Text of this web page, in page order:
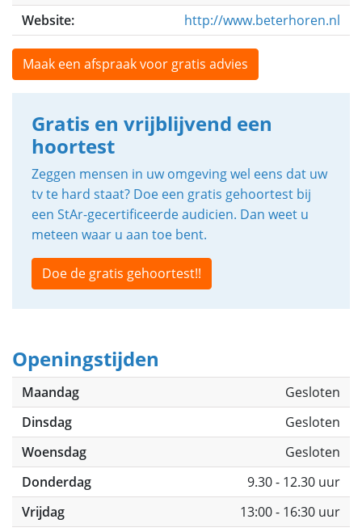
Website:
http://www.beterhoren.nl
Maak een afspraak voor gratis advies
Gratis en vrijblijvend een
hoortest
Zeggen mensen in uw omgeving wel eens dat uw
tv te hard staat? Doe een gratis gehoortest bij
een StAr-gecertificeerde audicien. Dan weet u
meteen waar u aan toe bent.
Doe de gratis gehoortest!!
Openingstijden
Maandag
Gesloten
Dinsdag
Gesloten
Woensdag
Gesloten
Donderdag
9.30 - 12.30 uur
Vrijdag
13:00 - 16:30 uur